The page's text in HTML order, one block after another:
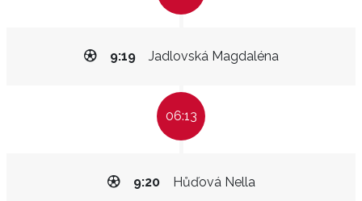
Jadlovská Magdaléna
9:19
06:13
Hůďová Nella
9:20